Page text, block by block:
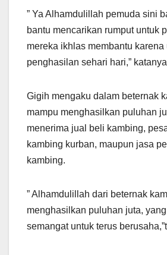
” Ya Alhamdulillah pemuda sini
bantu mencarikan rumput untuk
mereka ikhlas membantu karena
penghasilan sehari hari,”
Gigih mengaku dalam beternak
mampu menghasilkan puluhan
menerima jual beli kambing,
kambing kurban, maupun jasa
kambing.
” Alhamdulillah dari beternak
menghasilkan puluhan juta,
semangat untuk terus